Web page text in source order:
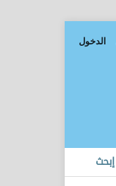
إبحث
الدخول